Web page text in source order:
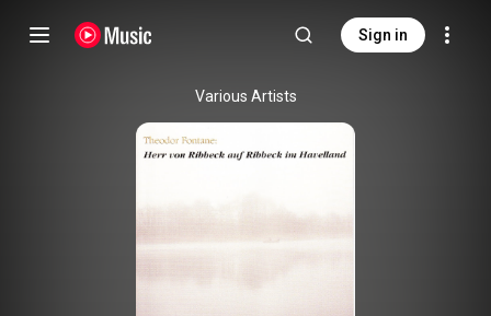
Sign in
Various Artists